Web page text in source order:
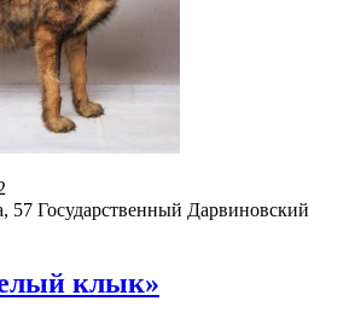
57 Государственный Дарвиновский
клык»